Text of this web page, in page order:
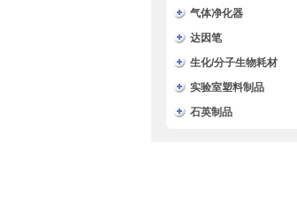
气体净化器
达因笔
生化/分子生物耗材
实验室塑料制品
石英制品